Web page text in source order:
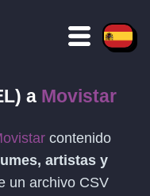
a Movistar
contenido
artistas y
un archivo CSV